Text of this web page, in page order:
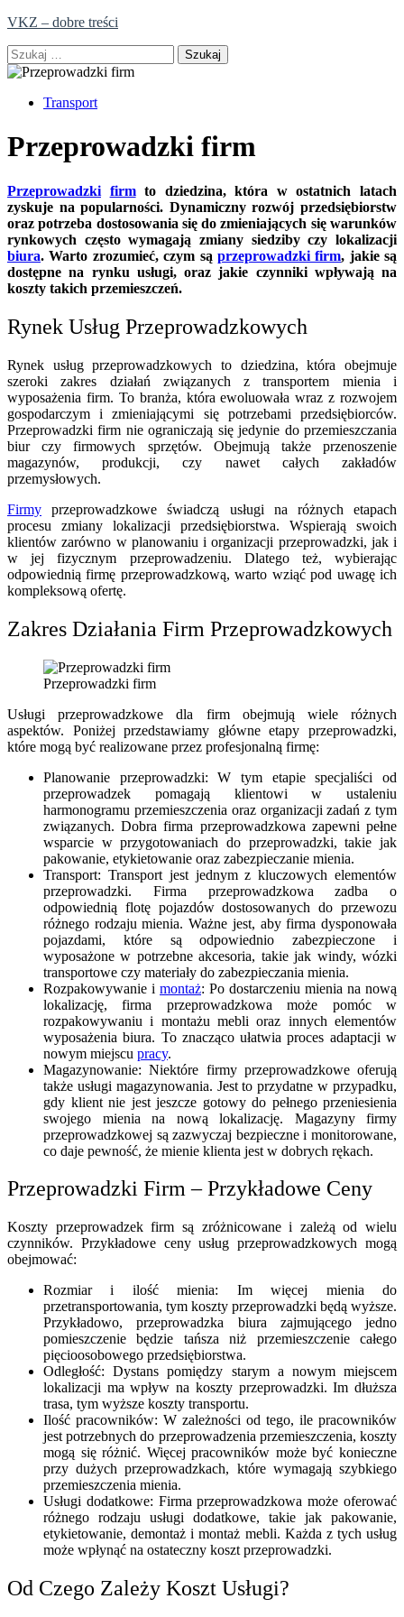
Skip
content
VKZ – dobre treści
Szukaj:
Transport
Przeprowadzki firm
Przeprowadzki firmto dziedzina, która w ostatnich latach
zyskuje na popularności. Dynamiczny rozwój przedsiębiorstw
oraz potrzeba dostosowania się do zmieniających się warunków
rynkowych często wymagają zmiany siedziby czy lokalizacji
biura. Warto zrozumieć, czym są przeprowadzki firm, jakie są
dostępne na rynku usługi, oraz jakie czynniki wpływają na
koszty takich przemieszczeń.
Rynek Usług Przeprowadzkowych
Rynek usług przeprowadzkowych to dziedzina, która obejmuje
szeroki zakres działań związanych z transportem mienia i
wyposażenia firm. To branża, która ewoluowała wraz z rozwojem
gospodarczym i zmieniającymi się potrzebami przedsiębiorców.
Przeprowadzki firm nie ograniczają się jedynie do przemieszczania
biur czy firmowych sprzętów. Obejmują także przenoszenie
magazynów, produkcji, czy nawet całych zakładów
przemysłowych.
Firmy przeprowadzkowe świadczą usługi na różnych etapach
procesu zmiany lokalizacji przedsiębiorstwa. Wspierają swoich
klientów zarówno w planowaniu i organizacji przeprowadzki, jak i
w jej fizycznym przeprowadzeniu. Dlatego też, wybierając
odpowiednią firmę przeprowadzkową, warto wziąć pod uwagę ich
kompleksową ofertę.
Zakres Działania Firm Przeprowadzkowych
Przeprowadzki firm
Usługi przeprowadzkowe dla firm obejmują wiele różnych
aspektów. Poniżej przedstawiamy główne etapy przeprowadzki,
które mogą być realizowane przez profesjonalną firmę:
Planowanie przeprowadzki: W tym etapie specjaliści od
przeprowadzek pomagają klientowi w ustaleniu
harmonogramu przemieszczenia oraz organizacji zadań z tym
związanych. Dobra firma przeprowadzkowa zapewni pełne
wsparcie w przygotowaniach do przeprowadzki, takie jak
pakowanie, etykietowanie oraz zabezpieczanie mienia.
Transport: Transport jest jednym z kluczowych elementów
przeprowadzki. Firma przeprowadzkowa zadba o
odpowiednią flotę pojazdów dostosowanych do przewozu
różnego rodzaju mienia. Ważne jest, aby firma dysponowała
pojazdami, które są odpowiednio zabezpieczone i
wyposażone w potrzebne akcesoria, takie jak windy, wózki
transportowe czy materiały do zabezpieczania mienia.
Rozpakowywanie i montaż: Po dostarczeniu mienia na nową
lokalizację, firma przeprowadzkowa może pomóc w
rozpakowywaniu i montażu mebli oraz innych elementów
wyposażenia biura. To znacząco ułatwia proces adaptacji w
nowym miejscu pracy.
Magazynowanie: Niektóre firmy przeprowadzkowe oferują
także usługi magazynowania. Jest to przydatne w przypadku,
gdy klient nie jest jeszcze gotowy do pełnego przeniesienia
swojego mienia na nową lokalizację. Magazyny firmy
przeprowadzkowej są zazwyczaj bezpieczne i monitorowane,
co daje pewność, że mienie klienta jest w dobrych rękach.
Przeprowadzki Firm – Przykładowe Ceny
Koszty przeprowadzek firm są zróżnicowane i zależą od wielu
czynników. Przykładowe ceny usług przeprowadzkowych mogą
obejmować:
Rozmiar i ilość mienia: Im więcej mienia do
przetransportowania, tym koszty przeprowadzki będą wyższe.
Przykładowo, przeprowadzka biura zajmującego jedno
pomieszczenie będzie tańsza niż przemieszczenie całego
pięcioosobowego przedsiębiorstwa.
Odległość: Dystans pomiędzy starym a nowym miejscem
lokalizacji ma wpływ na koszty przeprowadzki. Im dłuższa
trasa, tym wyższe koszty transportu.
Ilość pracowników: W zależności od tego, ile pracowników
jest potrzebnych do przeprowadzenia przemieszczenia, koszty
mogą się różnić. Więcej pracowników może być konieczne
przy dużych przeprowadzkach, które wymagają szybkiego
przemieszczenia mienia.
Usługi dodatkowe: Firma przeprowadzkowa może oferować
różnego rodzaju usługi dodatkowe, takie jak pakowanie,
etykietowanie, demontaż i montaż mebli. Każda z tych usług
może wpłynąć na ostateczny koszt przeprowadzki.
Od Czego Zależy Koszt Usługi?